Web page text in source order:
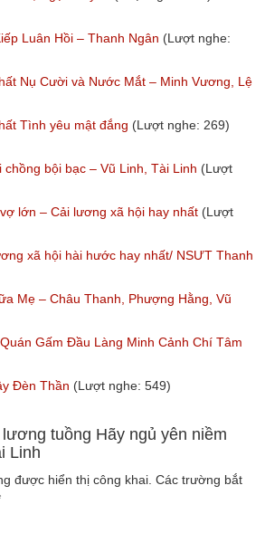
Luân Hồi – Thanh Ngân (Lượt nghe:
Nụ Cười và Nước Mắt – Minh Vương, Lệ
Tình yêu mật đắng (Lượt nghe: 269)
bội bạc – Vũ Linh, Tài Linh (Lượt
lớn – Cải lương xã hội hay nhất (Lượt
xã hội hài hước hay nhất/ NSƯT Thanh
Mẹ – Châu Thanh, Phượng Hằng, Vũ
Phương Hồng Thủy
Gấm Đầu Làng Minh Cảnh Chí Tâm
Đèn Thần (Lượt nghe: 549)
tuồng Hãy ngủ yên niềm
Linh
được hiển thị công khai. Các trường bắt